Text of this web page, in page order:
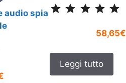
audio spia
58,65€
Leggi tutto